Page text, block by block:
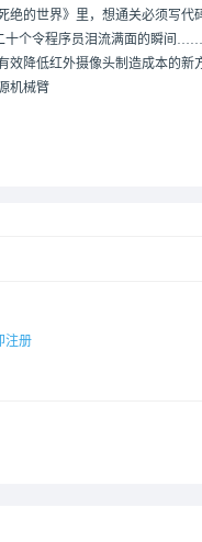
绝的世界》里，想通关必须写代
十个令程序员泪流满面的瞬间……
效降低红外摄像头制造成本的新
机械臂
注册